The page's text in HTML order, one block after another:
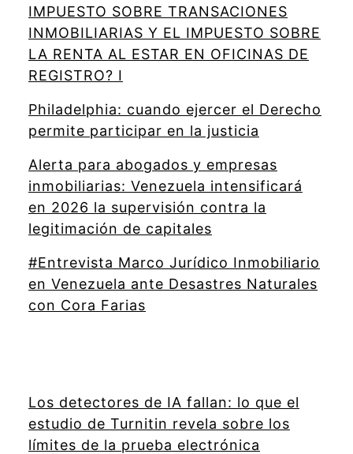
IMPUESTO SOBRE TRANSACIONES
INMOBILIARIAS Y EL IMPUESTO SOBRE
LA RENTA AL ESTAR EN OFICINAS DE
REGISTRO? I
Philadelphia: cuando ejercer el Derecho
permite participar en la justicia
Alerta para abogados y empresas
inmobiliarias: Venezuela intensificará
en 2026 la supervisión contra la
legitimación de capitales
#Entrevista Marco Jurídico Inmobiliario
en Venezuela ante Desastres Naturales
con Cora Farias
Los detectores de IA fallan: lo que el
estudio de Turnitin revela sobre los
límites de la prueba electrónica